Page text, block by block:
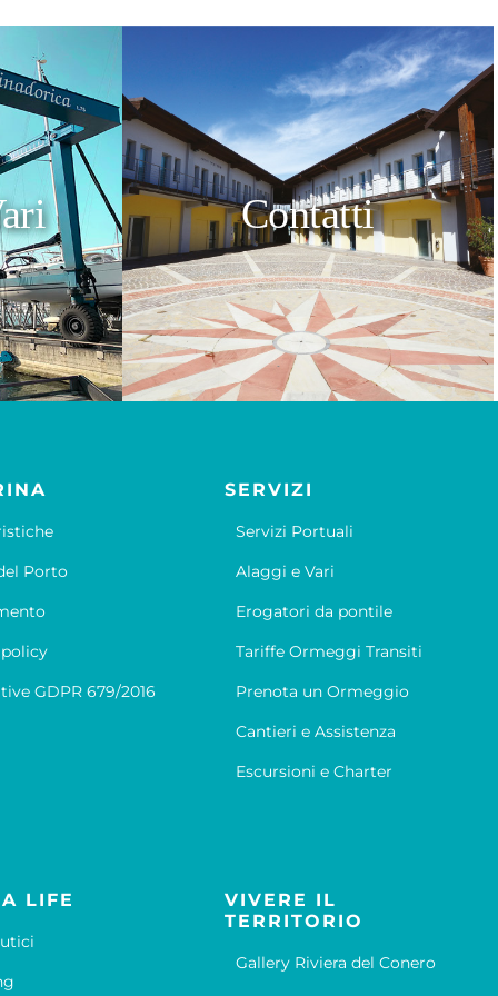
Contatti
Porto
GDPR 679/2016
SERVIZI
Servizi Portuali
Alaggi e Vari
Erogatori da pontile
Tariffe Ormeggi Transiti
Prenota un Ormeggio
Cantieri e Assistenza
Escursioni e Charter
LIFE
VIVERE IL
TERRITORIO
Gallery Riviera del Conero